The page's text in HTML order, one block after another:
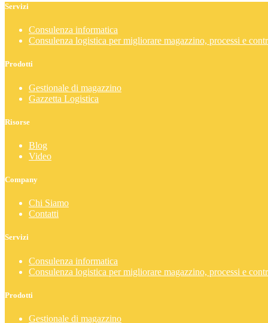
Servizi
Consulenza informatica
Consulenza logistica per migliorare magazzino, processi e
Prodotti
Gestionale di magazzino
Gazzetta Logistica
Risorse
Blog
Video
Company
Chi Siamo
Contatti
Servizi
Consulenza informatica
Consulenza logistica per migliorare magazzino, processi e
Prodotti
Gestionale di magazzino